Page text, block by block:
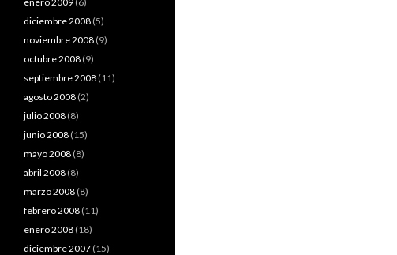
diciembre 2008 (5)
noviembre 2008 (9)
octubre 2008 (9)
septiembre 2008 (11)
agosto 2008 (2)
julio 2008 (8)
junio 2008 (15)
mayo 2008 (8)
abril 2008 (8)
marzo 2008 (8)
febrero 2008 (11)
enero 2008 (18)
diciembre 2007 (15)